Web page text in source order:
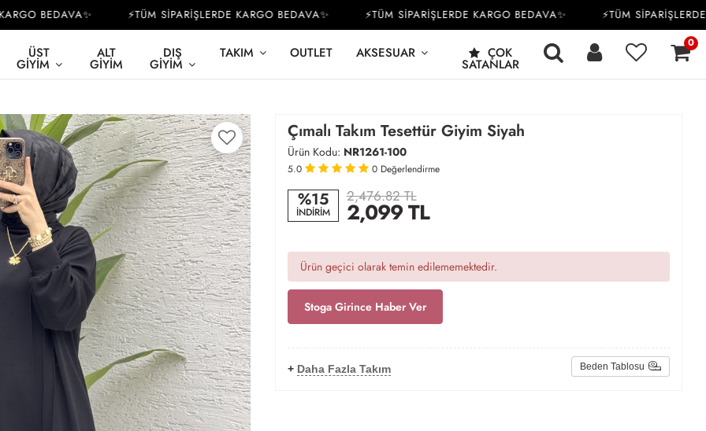
BEDAVA✨ ⚡TÜM SİPARİŞLERDE KARGO BEDAVA✨ ⚡TÜM SİPARİŞLERDE KARGO BEDAVA✨ ⚡TÜM SİPARİŞLERDE
ÜST
GIYIM
ALT
GIYIM
DIŞ
GIYIM
TAKIM OUTLET AKSESUAR ÇOK
SATANLAR
0
Çımalı Takım Tesettür Giyim Siyah
Ürün Kodu: NR1261-100
5.0 0 Değerlendirme
%15
İNDİRİM
2,476.82 TL
2,099TL
Ürün geçici olarak temin edilememektedir.
Stoga Girince Haber Ver
+ Daha Fazla Takım Beden Tablosu